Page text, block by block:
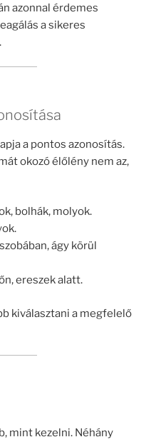
azonnal érdemes
a sikeres
a pontos azonosítás.
okozó élőlény nem az,
bolhák, molyok.
ágy körül
ereszek alatt.
kiválasztani a megfelelő
mint kezelni. Néhány